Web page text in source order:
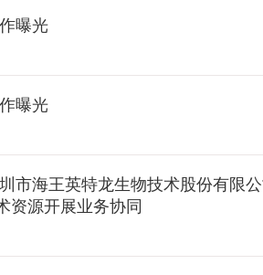
曝光
曝光
市海王英特龙生物技术股份有限
资源开展业务协同